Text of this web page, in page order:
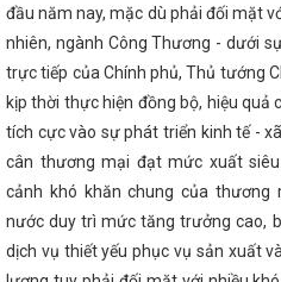
Hiệp định Thương mại Tự do
độ Hệ thống điện Quốc gia về
trình “Tết sum vầy – Xuân chia
áp cho đoàn viên, người lao động
Tỉnh ủy Hà Tĩnh
Gần 100
2025
THÔNG CÁO BÁO
VỀ CÁC GIẢI PHÁP THÚC
KHẨU NĂM 2023
Phương
Tĩnh chinh phục người tiêu dùng
thành lập Cụm công nghiệp
triển khai các giải pháp thúc
mại bền vững đáp ứng các
đầu năm nay, mặc dù phải đối mặt
nhiên, ngành Công Thương - dưới
trực tiếp của Chính phủ, Thủ tướng
kịp thời thực hiện đồng bộ, hiệu quả
tích cực vào sự phát triển kinh tế -
cân thương mại đạt mức xuất
cảnh khó khăn chung của
nước duy trì mức tăng trưởng cao,
dịch vụ thiết yếu phục vụ sản xuất